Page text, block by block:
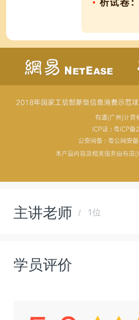
主讲老师 1位
学员评价